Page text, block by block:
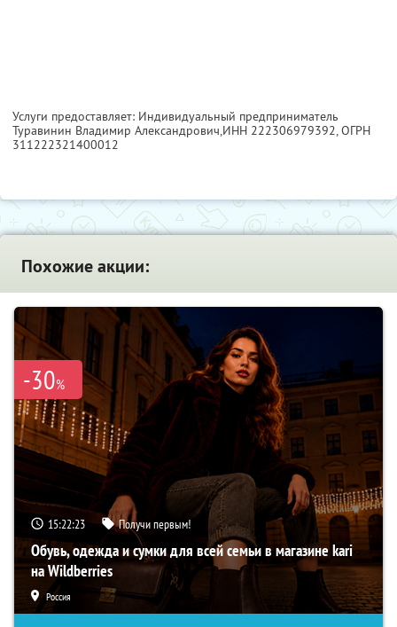
Услуги предоставляет: Индивидуальный предприниматель
Туравинин Владимир Александрович,ИНН 222306979392, ОГРН
311222321400012
Похожие акции:
-30%
15:22:22 Получи первым!
Обувь, одежда и сумки для всей семьи в магазине kari
на Wildberries
Россия